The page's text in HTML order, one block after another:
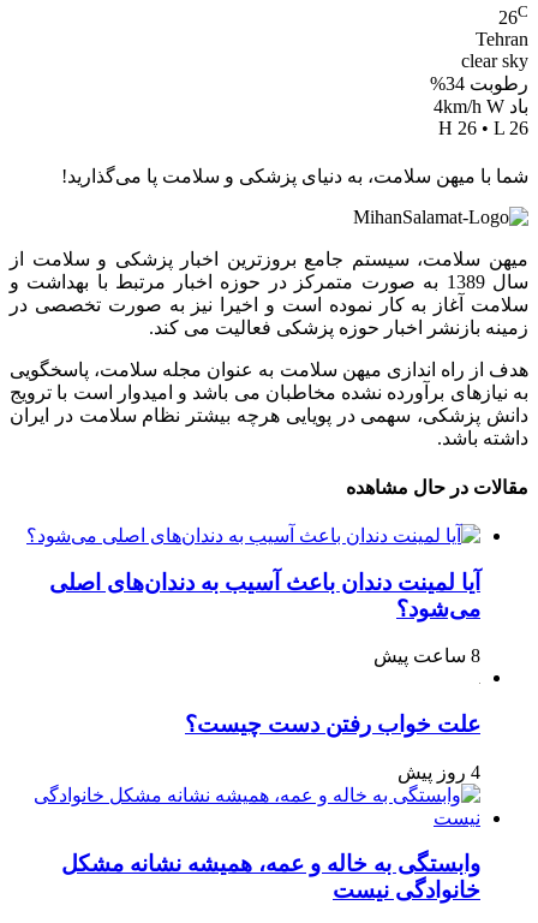
26C
Tehran
clear sky
رطوبت 34%
باد 4km/h W
H 26 • L 26
شما با میهن سلامت، به دنیای پزشکی و سلامت پا می‌گذارید!
میهن سلامت، سیستم جامع بروزترین اخبار پزشکی و سلامت از
سال 1389 به صورت متمرکز در حوزه اخبار مرتبط با بهداشت و
سلامت آغاز به کار نموده است و اخیرا نیز به صورت تخصصی در
زمینه بازنشر اخبار حوزه پزشکی فعالیت می کند.
هدف از راه اندازی میهن سلامت به عنوان مجله سلامت، پاسخگویی
به نیازهای برآورده نشده مخاطبان می باشد و امیدوار است با ترویج
دانش پزشکی، سهمی در پویایی هرچه بیشتر نظام سلامت در ایران
داشته باشد.
مقالات در حال مشاهده
آیا لمینت دندان باعث آسیب به دندان‌های اصلی
می‌شود؟
8 ساعت پیش
علت خواب رفتن دست چیست؟
4 روز پیش
وابستگی به خاله و عمه، همیشه نشانه مشکل
خانوادگی نیست